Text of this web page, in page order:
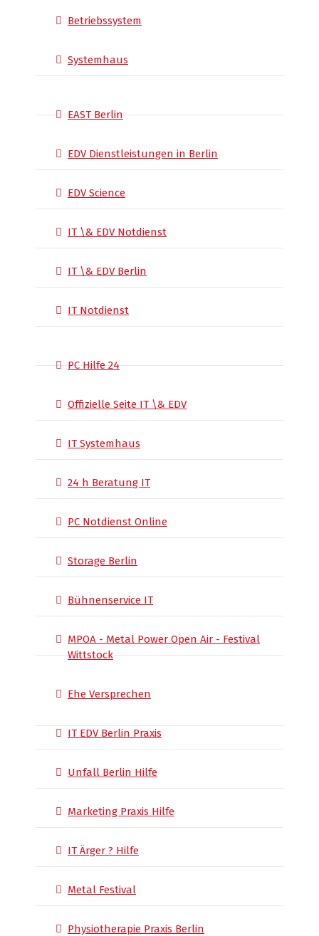
Betriebssystem
Systemhaus
EAST Berlin
EDV Dienstleistungen in Berlin
EDV Science
IT \& EDV Notdienst
IT \& EDV Berlin
IT Notdienst
PC Hilfe 24
Offizielle Seite IT \& EDV
IT Systemhaus
24 h Beratung IT
PC Notdienst Online
Storage Berlin
Bühnenservice IT
MPOA - Metal Power Open Air - Festival
Wittstock
Ehe Versprechen
IT EDV Berlin Praxis
Unfall Berlin Hilfe
Marketing Praxis Hilfe
IT Ärger ? Hilfe
Metal Festival
Physiotherapie Praxis Berlin